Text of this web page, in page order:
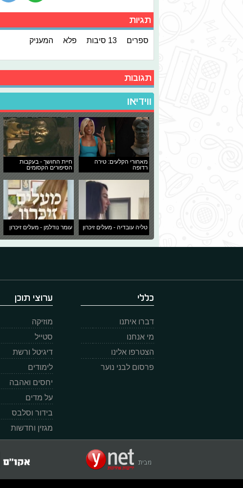
תגיות
ספרים 13 סיבות פלא המעניק
תגובות
ווידיאו
מאחורי הקלעים: טירה
רדופה
חיית החושך - בעקבות
הסיפורים הקסומים
טליה עובדיה - מעלים זיכרון עומר נודלמן - מעלים זיכרון
כללי
דברו איתנו
מי אנחנו
הצטרפו אלינו
פרסום לבני נוער
ערוצי תוכן
מוזיקה
סטייל
דיגיטל ורשת
לימודים
יחסים ואהבה
על מדים
בידור וסלבס
מגזין וחדשות